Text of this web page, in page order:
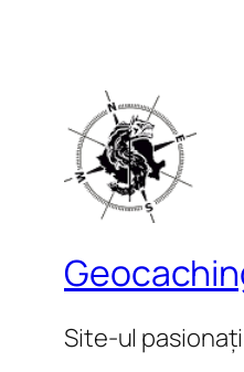
Site-ul